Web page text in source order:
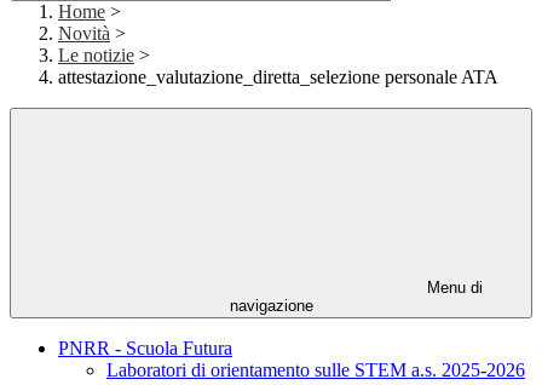
Home >
Novità >
Le notizie >
attestazione_valutazione_diretta_selezione personale ATA
Menu di
navigazione
PNRR - Scuola Futura
Laboratori di orientamento sulle STEM a.s. 2025-2026